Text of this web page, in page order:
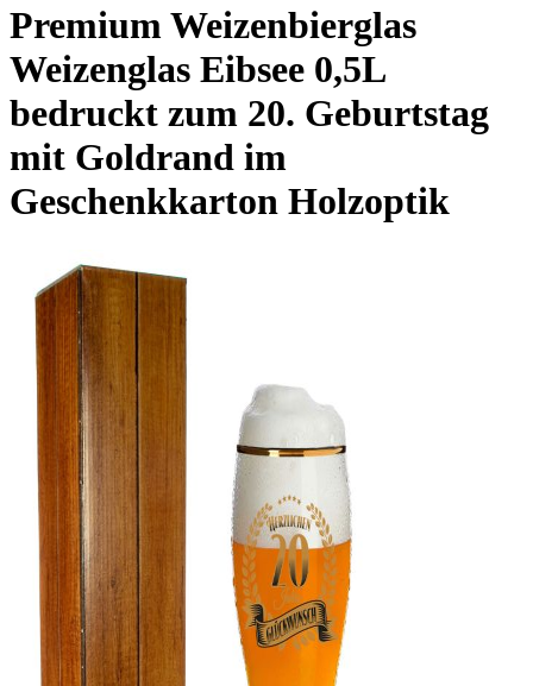
Premium Weizenbierglas
Weizenglas Eibsee 0,5L
bedruckt zum 20. Geburtstag
mit Goldrand im
Geschenkkarton Holzoptik